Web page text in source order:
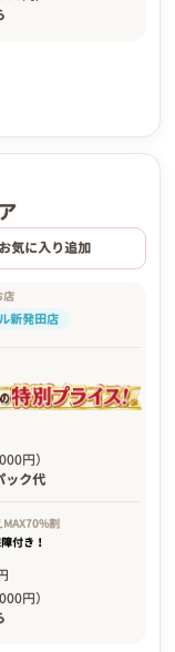
お気に入り追加
店
新発田店
円）
ック代
MAX70%割
付き！
円）